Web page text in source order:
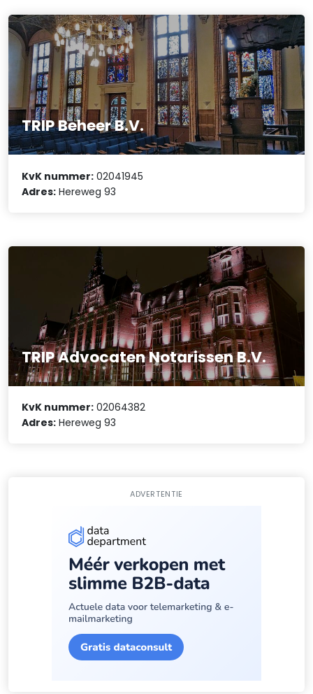
TRIP Beheer B.V.
KvK nummer: 02041945
Adres: Hereweg 93
TRIP Advocaten Notarissen B.V.
KvK nummer: 02064382
Adres: Hereweg 93
ADVERTENTIE